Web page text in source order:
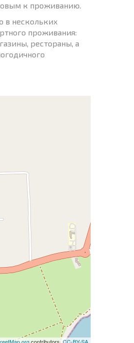
к проживанию.
в нескольких
проживания:
рестораны, а